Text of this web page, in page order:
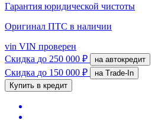
Гарантия юридической чистоты
Оригинал ПТС в наличии
vin VIN проверен
Скидка до 250 000 ₽ на автокредит
Скидка до 150 000 ₽
на Trade-In
Купить в кредит